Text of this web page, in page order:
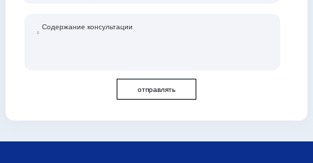
Содержание консультации
отправлять